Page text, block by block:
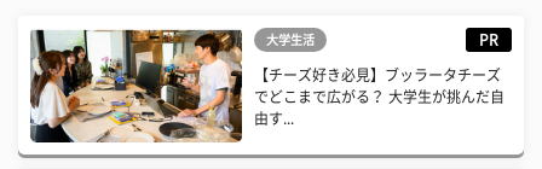
大学生活 PR
【チーズ好き必見】ブッラータチーズ
でどこまで広がる？ 大学生が挑んだ自
由す...